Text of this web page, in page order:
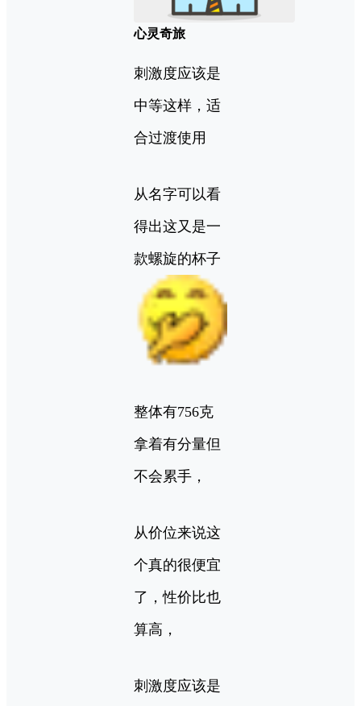
心灵奇旅
刺激度应该是
中等这样，适
合过渡使用
从名字可以看
得出这又是一
款螺旋的杯子
整体有756克
拿着有分量但
不会累手，
从价位来说这
个真的很便宜
了，性价比也
算高，
刺激度应该是